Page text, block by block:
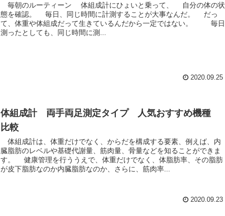
毎朝のルーティーン 体組成計にひょいと乗って、 自分の体の状
態を確認。 毎日、同じ時間に計測することが大事なんだ。 だっ
て、体重や体組成だって生きているんだから一定ではない。 毎日
測ったとしても、同じ時間に測...
2020.09.25
体組成計 両手両足測定タイプ 人気おすすめ機種
比較
体組成計は、体重だけでなく、からだを構成する要素、例えば、内
臓脂肪のレベルや基礎代謝量、筋肉量、骨量などを知ることができま
す。 健康管理を行ううえで、体重だけでなく、体脂肪率、その脂肪
が皮下脂肪なのか内臓脂肪なのか、さらに、筋肉率...
2020.09.23